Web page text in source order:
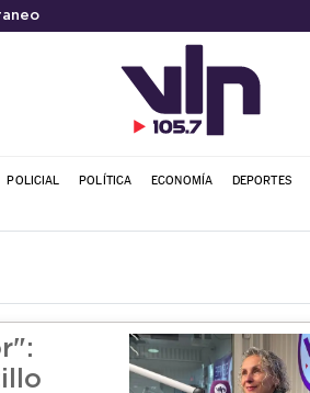
POLICIAL POLÍTICA ECONOMÍA DEPORTES